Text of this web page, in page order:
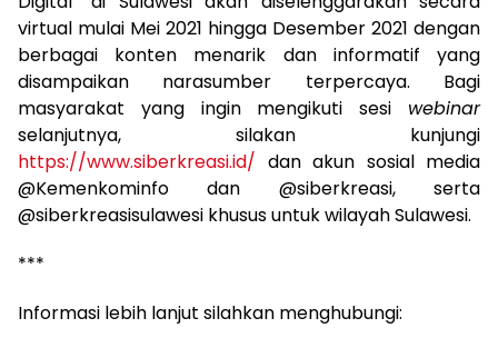
virtual mulai Mei 2021 hingga Desember 2021 dengan
berbagai konten menarik dan informatif yang
disampaikan narasumber terpercaya. Bagi
masyarakat yang ingin mengikuti sesi webinar
selanjutnya, silakan kunjungi
https://www.siberkreasi.id/ dan akun sosial media
@Kemenkominfo dan @siberkreasi, serta
@siberkreasisulawesi khusus untuk wilayah Sulawesi.
***
Informasi lebih lanjut silahkan menghubungi: